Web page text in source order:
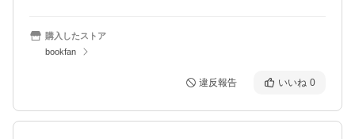
購入したストア
bookfan
違反報告 いいね 0